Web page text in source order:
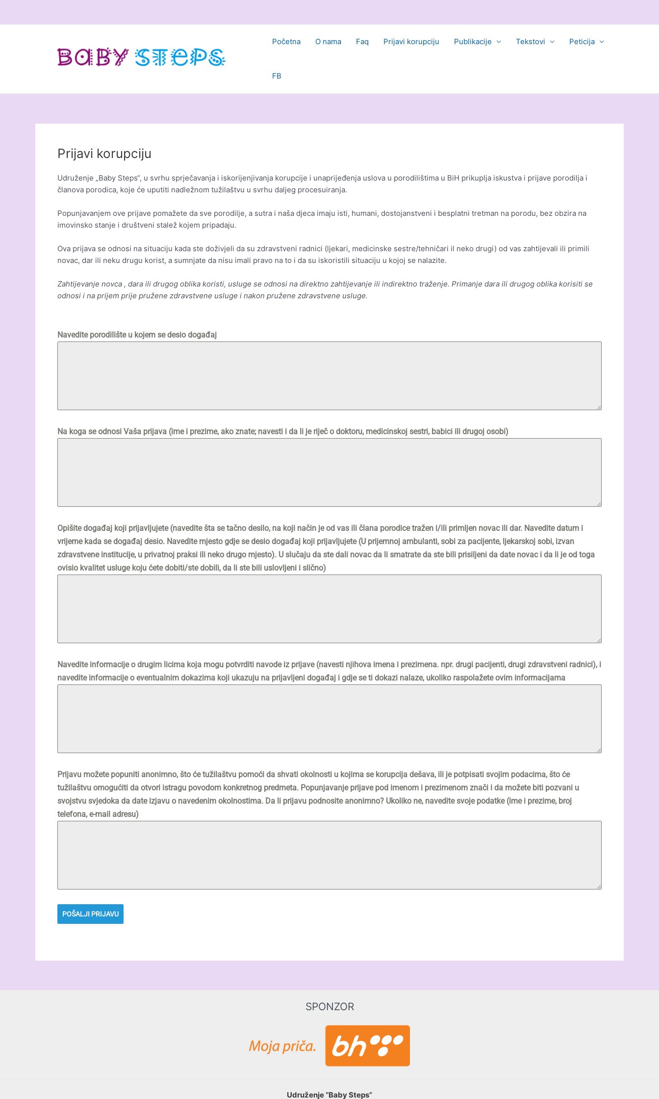
Početna
O nama Faq Prijavi korupciju Publikacije Tekstovi Peticija
FB
Prijavi korupciju
Udruženje „Baby Steps“, u svrhu sprječavanja i iskorijenjivanja korupcije i unaprijeđenja uslova u porodilištima u BiH prikuplja iskustva i prijave porodilja i
članova porodica, koje će uputiti nadležnom tužilaštvu u svrhu daljeg procesuiranja.
Popunjavanjem ove prijave pomažete da sve porodilje, a sutra i naša djeca imaju isti, humani, dostojanstveni i besplatni tretman na porodu, bez obzira na
imovinsko stanje i društveni stalež kojem pripadaju.
Ova prijava se odnosi na situaciju kada ste doživjeli da su zdravstveni radnici (ljekari, medicinske sestre/tehničari il neko drugi) od vas zahtijevali ili primili
novac, dar ili neku drugu korist, a sumnjate da nisu imali pravo na to i da su iskoristili situaciju u kojoj se nalazite.
Zahtijevanje novca , dara ili drugog oblika koristi, usluge se odnosi na direktno zahtijevanje ili indirektno traženje. Primanje dara ili drugog oblika korisiti se
odnosi i na prijem prije pružene zdravstvene usluge i nakon pružene zdravstvene usluge.
Navedite porodilište u kojem se desio događaj
Na koga se odnosi Vaša prijava (ime i prezime, ako znate; navesti i da li je riječ o doktoru, medicinskoj sestri, babici ili drugoj osobi)
Opišite događaj koji prijavljujete (navedite šta se tačno desilo, na koji način je od vas ili člana porodice tražen i/ili primljen novac ili dar. Navedite datum i
vrijeme kada se događaj desio. Navedite mjesto gdje se desio događaj koji prijavljujete (U prijemnoj ambulanti, sobi za pacijente, ljekarskoj sobi, izvan
zdravstvene institucije, u privatnoj praksi ili neko drugo mjesto). U slučaju da ste dali novac da li smatrate da ste bili prisiljeni da date novac i da li je od toga
ovisio kvalitet usluge koju ćete dobiti/ste dobili, da li ste bili uslovljeni i slično)
Navedite informacije o drugim licima koja mogu potvrditi navode iz prijave (navesti njihova imena i prezimena. npr. drugi pacijenti, drugi zdravstveni radnici), i
navedite informacije o eventualnim dokazima koji ukazuju na prijavljeni događaj i gdje se ti dokazi nalaze, ukoliko raspolažete ovim informacijama
Prijavu možete popuniti anonimno, što će tužilaštvu pomoći da shvati okolnosti u kojima se korupcija dešava, ili je potpisati svojim podacima, što će
tužilaštvu omogućiti da otvori istragu povodom konkretnog predmeta. Popunjavanje prijave pod imenom i prezimenom znači i da možete biti pozvani u
svojstvu svjedoka da date izjavu o navedenim okolnostima. Da li prijavu podnosite anonimno? Ukoliko ne, navedite svoje podatke (ime i prezime, broj
telefona, e-mail adresu)
POŠALJI PRIJAVU
SPONZOR
Udruženje “Baby Steps”